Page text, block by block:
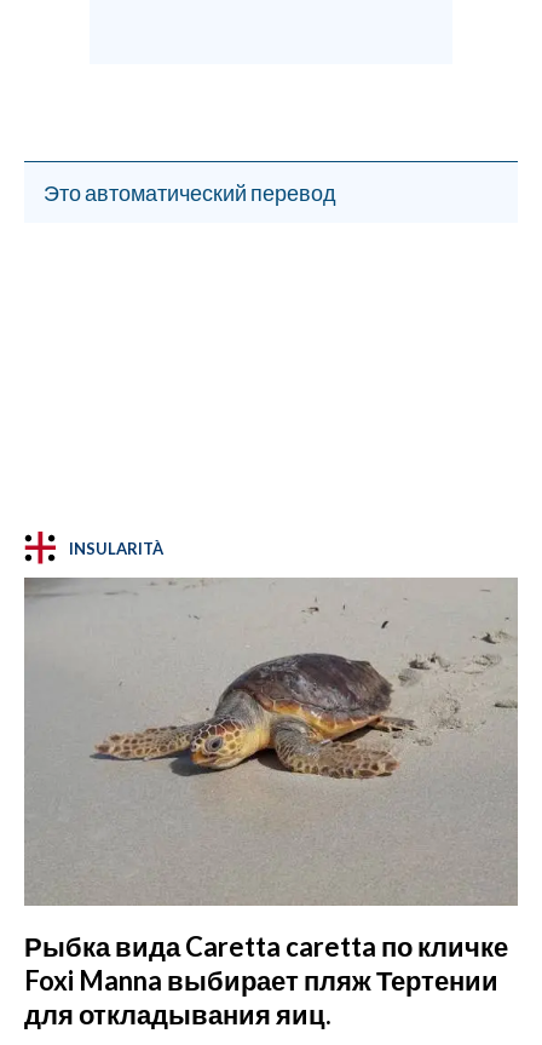
Это автоматический перевод
INSULARITÀ
Рыбка вида Caretta caretta по кличке
Foxi Manna выбирает пляж Тертении
для откладывания яиц.